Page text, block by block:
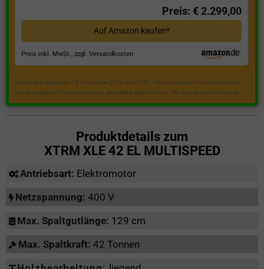
Preis: € 2.299,00
Auf Amazon kaufen*
Preis inkl. MwSt., zzgl. Versandkosten
Zuletzt aktualisiert am 18. Dezember 2023 um 21:50 . Ich weise darauf hin, dass sich die
hier angezeigten Preise inzwischen geändert haben können. Alle Angaben ohne Gewähr.
Produktdetails zum
XTRM XLE 42 EL MULTISPEED
Antriebsart: Elektromotor
Netzspannung: 400 V
Max. Spaltgutlänge: 129 cm
Max. Spaltkraft: 42 Tonnen